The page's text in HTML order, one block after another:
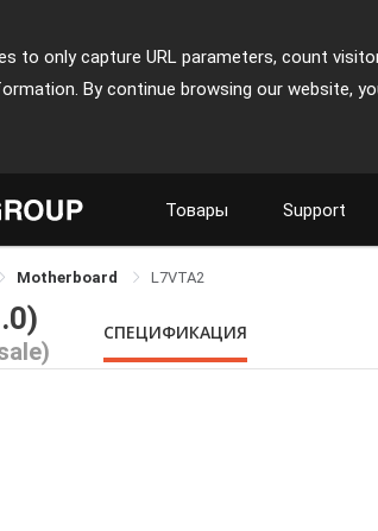
to only capture URL parameters, count
By continue browsing our website,
Товары Support
Motherboard L7VTA2
СПЕЦИФИКАЦИЯ